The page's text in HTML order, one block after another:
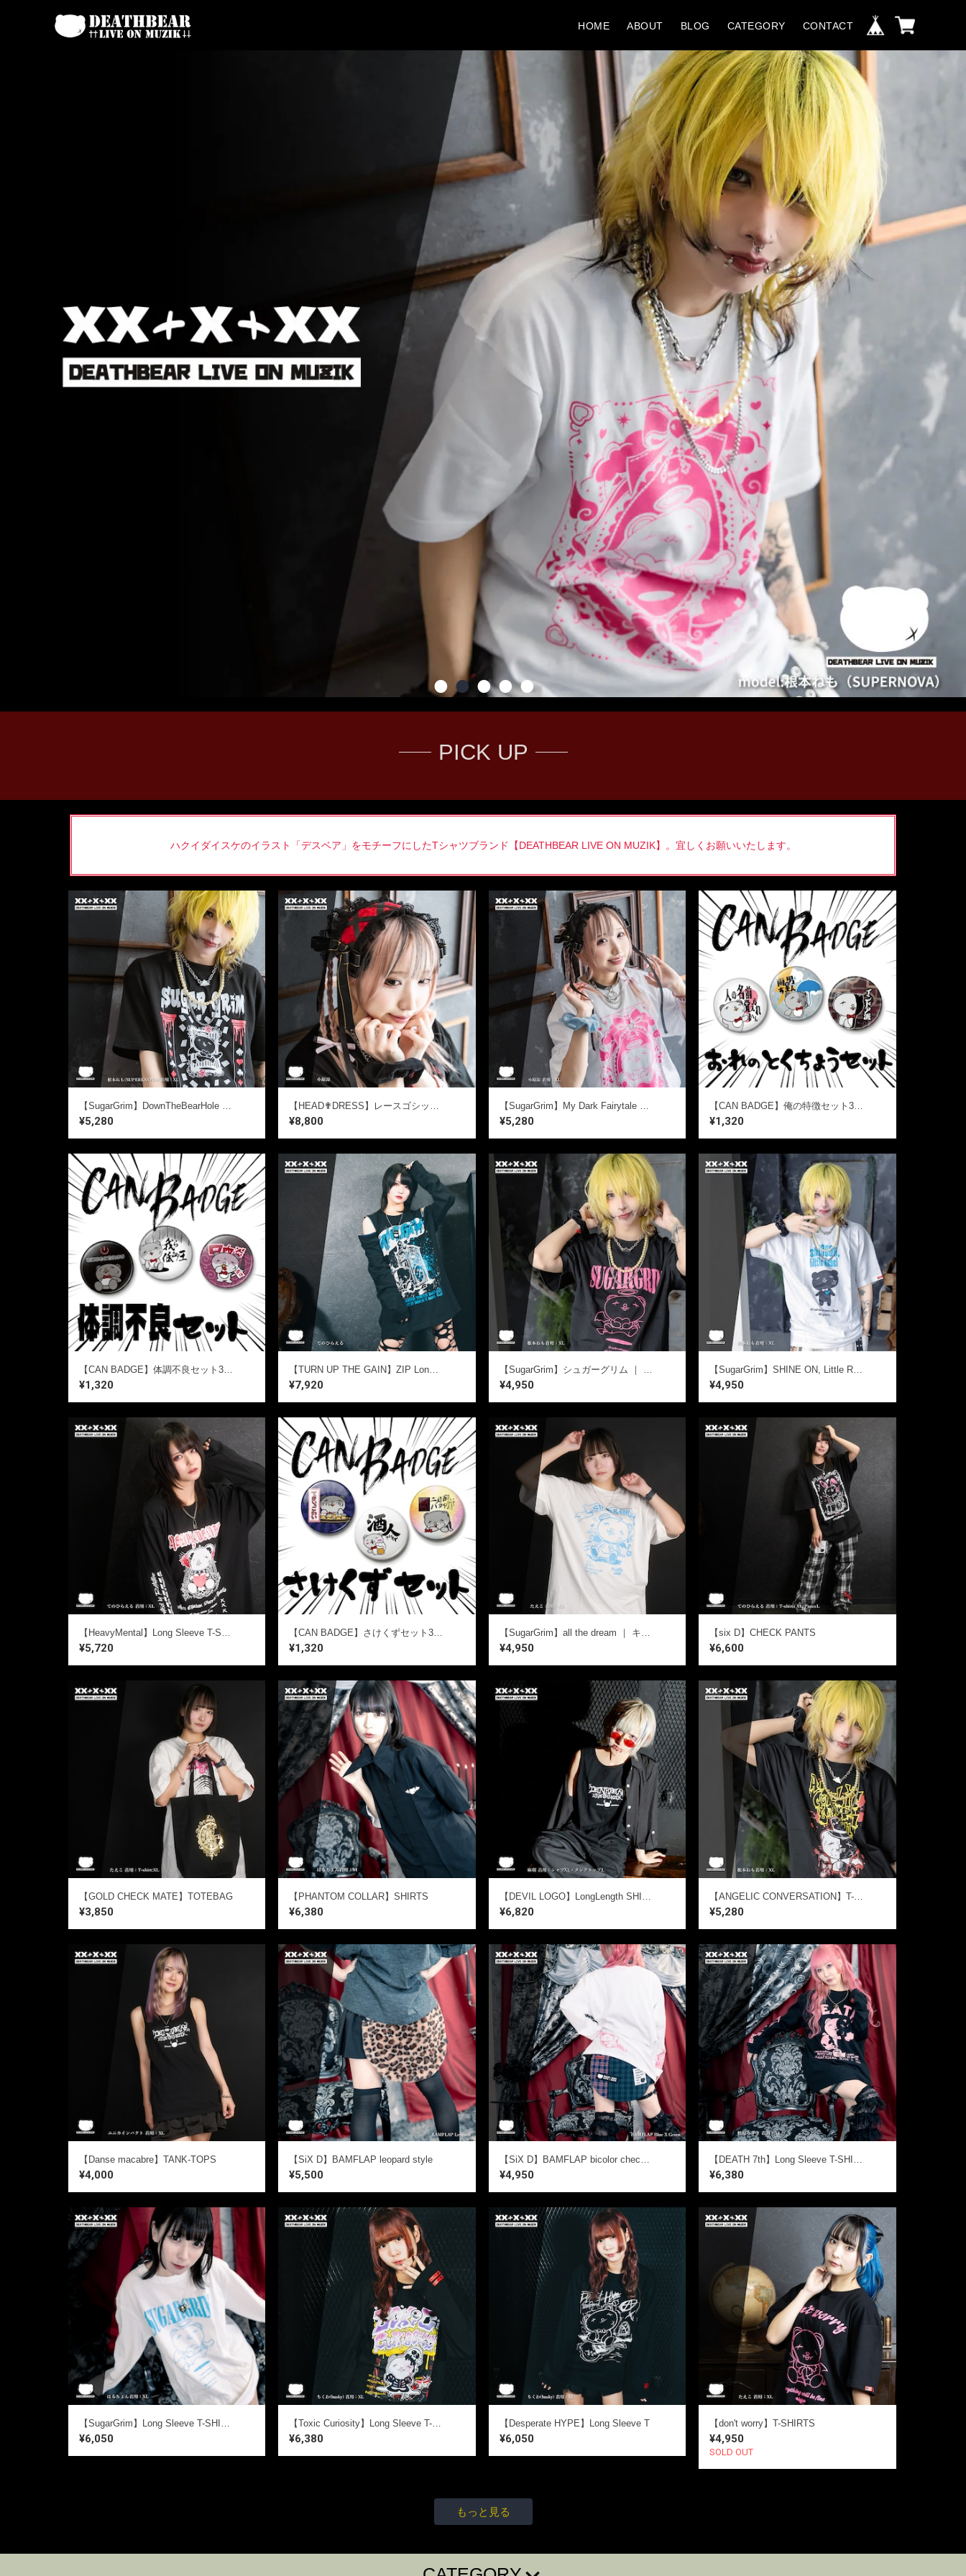
HOME ABOUT BLOG CATEGORY CONTACT
PICK UP
ハクイダイスケのイラスト「デスベア」をモチーフにしたTシャツブランド【DEATHBEAR LIVE ON MUZIK】。宜しくお願いいたします。
【SugarGrim】DownTheBearHole ｜ キュート,ファンシーTシャツ / ゴシック / 熊ベア
¥5,280
【HEAD✟DRESS】レースゴシックヘッドドレス
¥8,800
【SugarGrim】My Dark Fairytale ｜ キュート,ファンシーTシャツ / ゴシック / 熊ベア
¥5,280
【CAN BADGE】俺の特徴セット3個SET【送料無料】
¥1,320
¥1,320 ¥7,920 ¥4,950 ¥4,950
【HeavyMental】Long Sleeve T-SHIRTS
¥5,720
【CAN BADGE】さけくずセット3個SET【送料無料】
¥1,320
【SugarGrim】all the dream ｜ キュート,ファンシーTシャツ / 黒Tシャツ / ゴシック / 熊ベア
¥4,950
【six D】CHECK PANTS
¥6,600
【GOLD CHECK MATE】TOTEBAG
¥3,850
【PHANTOM COLLAR】SHIRTS
¥6,380 ¥6,820 ¥5,280
【Danse macabre】TANK-TOPS
¥4,000
【SiX D】BAMFLAP leopard style
¥5,500
【SiX D】BAMFLAP bicolor check style
¥4,950
【DEATH 7th】Long Sleeve T-SHIRTS【Seventh Resonance】
¥6,380
¥6,050 ¥6,380
【Desperate HYPE】Long Sleeve T
¥6,050
【don't worry】T-SHIRTS
¥4,950
SOLD OUT
もっと見る